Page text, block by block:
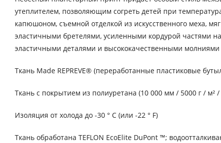
утеплителем, позволяющим согреть детей при
капюшоном, съемной отделкой из искусственного меха,
эластичными бретелями, усиленными кордурой частями
эластичными деталями и высококачественными молниями
Ткань Made REPREVE® (переработанные пластиковые
Ткань с покрытием из полиуретана (10 000 мм / 5000 г /
Изоляция от холода до -30 ° C (или -22 ° F)
Ткань обработана TEFLON EcoElite DuPont ™;